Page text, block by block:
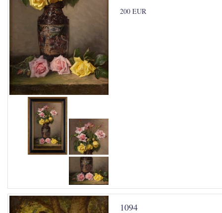
200 EUR
1094